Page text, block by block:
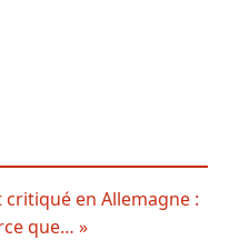
en Allemagne :
que… »